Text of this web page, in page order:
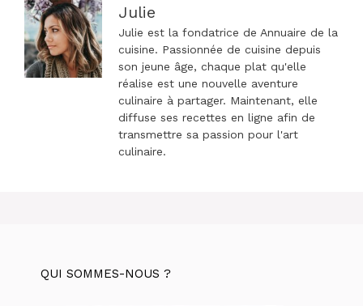
Julie
Julie est la fondatrice de Annuaire de la
cuisine. Passionnée de cuisine depuis
son jeune âge, chaque plat qu'elle
réalise est une nouvelle aventure
culinaire à partager. Maintenant, elle
diffuse ses recettes en ligne afin de
transmettre sa passion pour l'art
culinaire.
QUI SOMMES-NOUS ?